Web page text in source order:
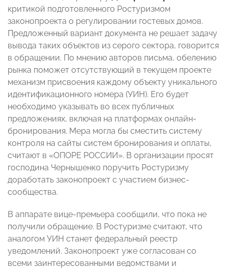
критикой подготовленного Ростуризмом
законопроекта о регулировании гостевых домов.
Предложенный вариант документа не решает задачу
вывода таких объектов из серого сектора, говорится
в обращении. По мнению авторов письма, обелению
рынка поможет отсутствующий в текущем проекте
механизм присвоения каждому объекту уникального
идентификационного номера (УИН). Его будет
необходимо указывать во всех публичных
предложениях, включая на платформах онлайн-
бронирования. Мера могла бы сместить систему
контроля на сайты систем бронирования и оплаты,
считают в «ОПОРЕ РОССИИ». В организации просят
господина Чернышенко поручить Ростуризму
доработать законопроект с участием бизнес-
сообщества.
В аппарате вице-премьера сообщили, что пока не
получили обращение. В Ростуризме считают, что
аналогом УИН станет федеральный реестр
уведомлений. Законопроект уже согласован со
всеми заинтересованными ведомствами и